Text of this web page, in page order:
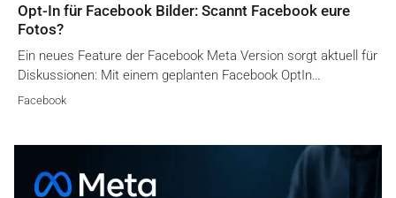
Opt-In für Facebook Bilder: Scannt Facebook eure
Fotos?
Ein neues Feature der Facebook Meta Version sorgt aktuell für
Diskussionen: Mit einem geplanten Facebook OptIn…
Facebook